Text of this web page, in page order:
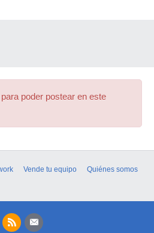
para poder postear en este
Vende tu equipo
Quiénes somos